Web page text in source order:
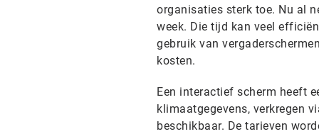
organisaties sterk toe. Nu al
week. Die tijd kan veel
gebruik van
kosten.
Een interactief scherm heeft
klimaatgegevens, verkregen
beschikbaar. De tarieven